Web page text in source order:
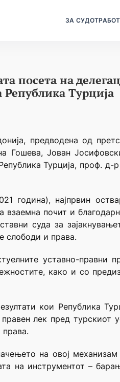
ЗА СУДОТ
посета на
Турција
предводена од
Гошева, Јован
Турција, проф. д-
година), најпрвин
взаемна почит и
суда за
слободи и права.
уставно-правни
како и со
кои Република
лек пред турскиот
права.
на овој
на инструментот –